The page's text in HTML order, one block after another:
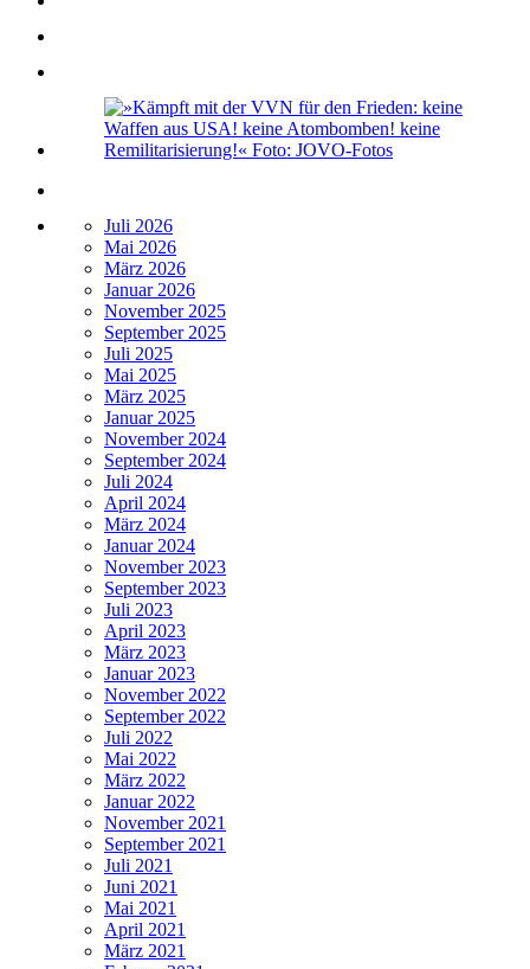
Juli 2026
Mai 2026
März 2026
Januar 2026
November 2025
September 2025
Juli 2025
Mai 2025
März 2025
Januar 2025
November 2024
September 2024
Juli 2024
April 2024
März 2024
Januar 2024
November 2023
September 2023
Juli 2023
April 2023
März 2023
Januar 2023
November 2022
September 2022
Juli 2022
Mai 2022
März 2022
Januar 2022
November 2021
September 2021
Juli 2021
Juni 2021
Mai 2021
April 2021
März 2021